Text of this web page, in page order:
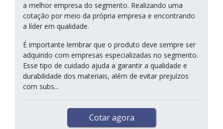
a melhor empresa do segmento. Realizando uma
cotação por meio da própria empresa e encontrando
a líder em qualidade.
É importante lembrar que o produto deve sempre ser
adquirido com empresas especializadas no segmento.
Esse tipo de cuidado ajuda a garantir a qualidade e
durabilidade dos materiais, além de evitar prejuízos
com subs...
Cotar agora